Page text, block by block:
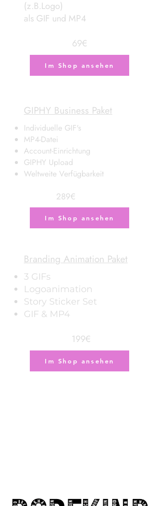
(z.B.Logo)
als GIF und MP4
69€
Im Shop ansehen
GIPHY Business Paket
Individuelle GIF's
MP4-Datei
Account-Einrichtung
GIPHY Upload
Weltweite Verfügbarkeit
289€
Im Shop ansehen
Branding Animation Paket
3 GIFs
Logoanimation
Story Sticker Set
GIF & MP4
199€
Im Shop ansehen